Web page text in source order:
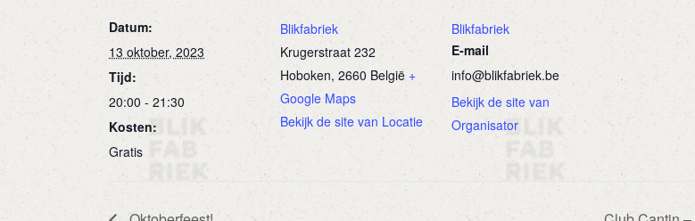
Datum:
13 oktober, 2023
Tijd:
20:00 - 21:30
Kosten:
Gratis
Blikfabriek
Krugerstraat 232
Hoboken, 2660 België +
Google Maps
Bekijk de site van Locatie
Blikfabriek
E-mail
info@blikfabriek.be
Bekijk de site van
Organisator